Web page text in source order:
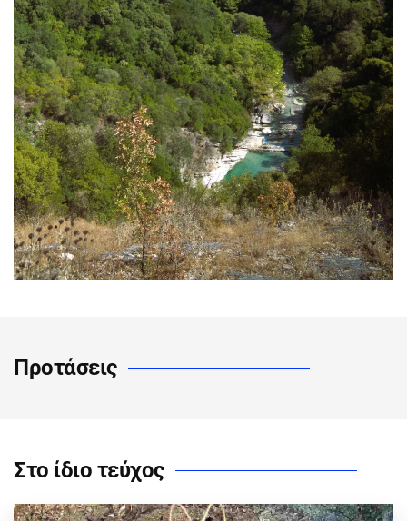
Προτάσεις
Στο ίδιο τεύχος